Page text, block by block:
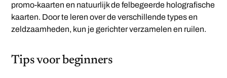
promo-kaarten en natuurlijk de felbegeerde holografische
kaarten. Door te leren over de verschillende types en
zeldzaamheden, kun je gerichter verzamelen en ruilen.
Tips voor beginners